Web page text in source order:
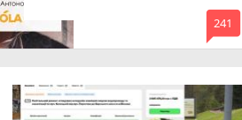
mode_comment
241